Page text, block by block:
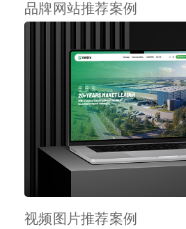
品牌网站推荐案例
视频图片推荐案例